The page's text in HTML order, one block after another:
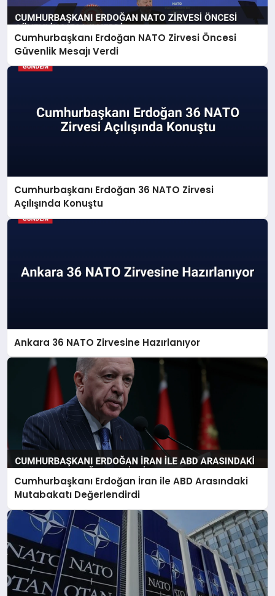
SAĞLIK
YAŞAM
Cumhurbaşkanı Erdoğan NATO Zirvesi Öncesi
Güvenlik Mesajı Verdi
Cumhurbaşkanı Erdoğan 36 NATO Zirvesi
Açılışında Konuştu
Ankara 36 NATO Zirvesine Hazırlanıyor
Cumhurbaşkanı Erdoğan İran ile ABD Arasındaki
Mutabakatı Değerlendirdi